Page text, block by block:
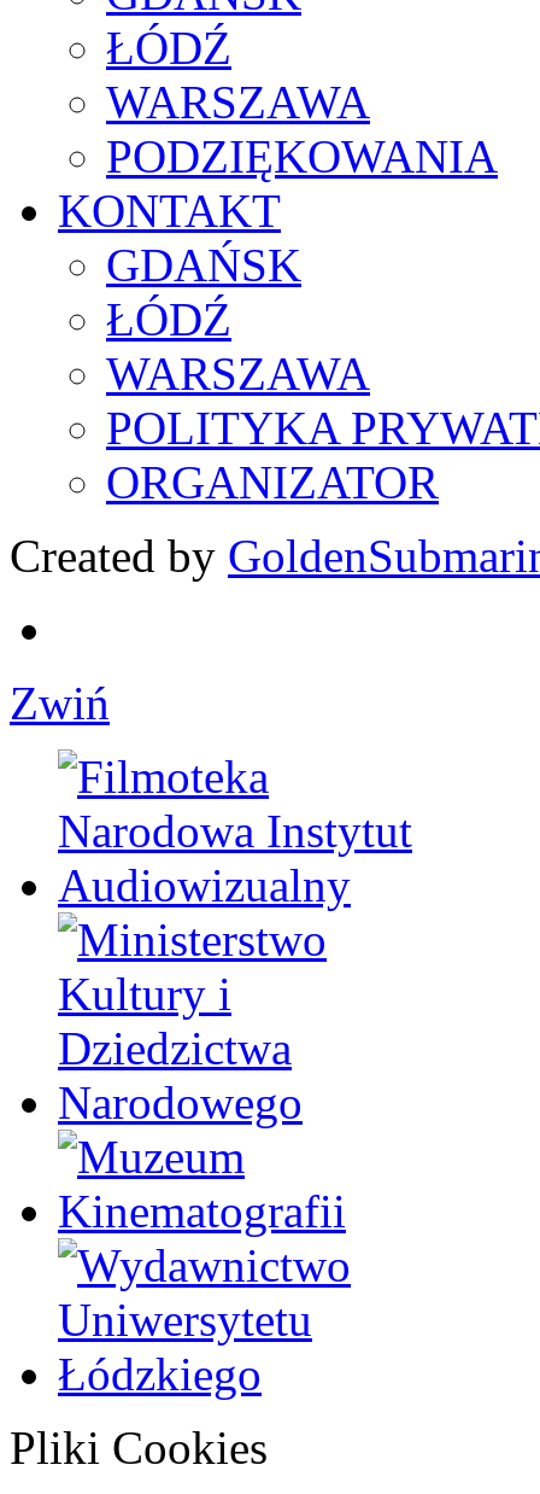
ŁÓDŹ
WARSZAWA
PODZIĘKOWANIA
KONTAKT
GDAŃSK
ŁÓDŹ
WARSZAWA
POLITYKA
ORGANIZATOR
Created by
Zwiń
Pliki Cookies